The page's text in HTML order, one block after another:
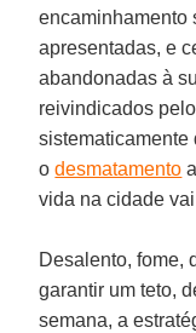
encaminhamento
apresentadas, e
abandonadas à
reivindicados
sistematicamente
odesmatamento
vida na cidade
Desalento, fome,
garantir um teto,
semana, a